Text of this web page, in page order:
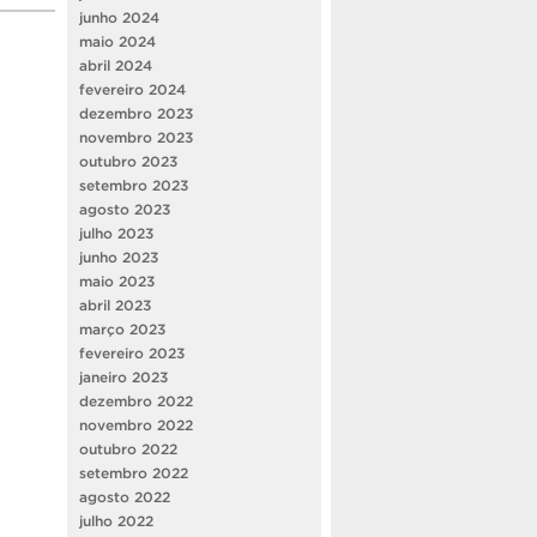
junho 2024
maio 2024
abril 2024
fevereiro 2024
dezembro 2023
novembro 2023
outubro 2023
setembro 2023
agosto 2023
julho 2023
junho 2023
maio 2023
abril 2023
março 2023
fevereiro 2023
janeiro 2023
dezembro 2022
novembro 2022
outubro 2022
setembro 2022
agosto 2022
julho 2022